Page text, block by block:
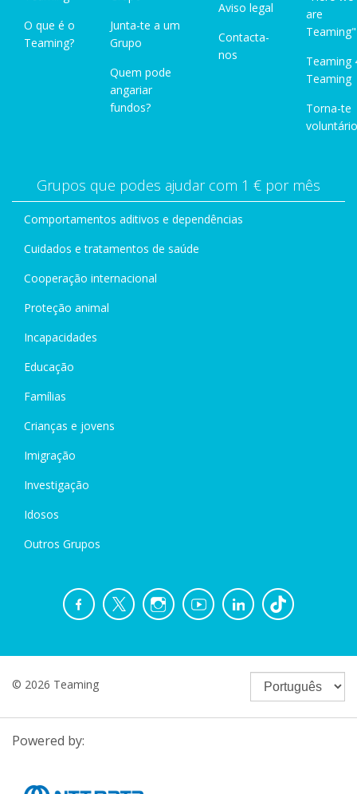
O que é o
Teaming?
Junta-te a um
Grupo
Quem pode
angariar
fundos?
Aviso legal
Contacta-
nos
are
Teaming"
Teaming
Teaming
Torna-te
Grupos que podes ajudar com 1 € por mês
Comportamentos aditivos e dependências
Cuidados e tratamentos de saúde
Cooperação internacional
Proteção animal
Incapacidades
Educação
Famílias
Crianças e jovens
Imigração
Investigação
Idosos
Outros Grupos
© 2026 Teaming
Powered by: